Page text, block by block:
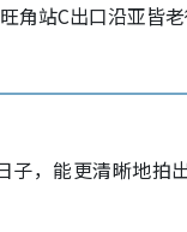
角站C出口沿亚皆
子，能更清晰地拍